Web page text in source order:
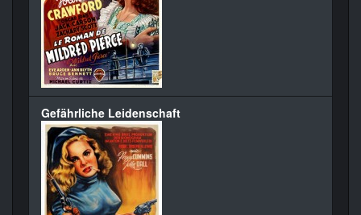
Gefährliche Leidenschaft